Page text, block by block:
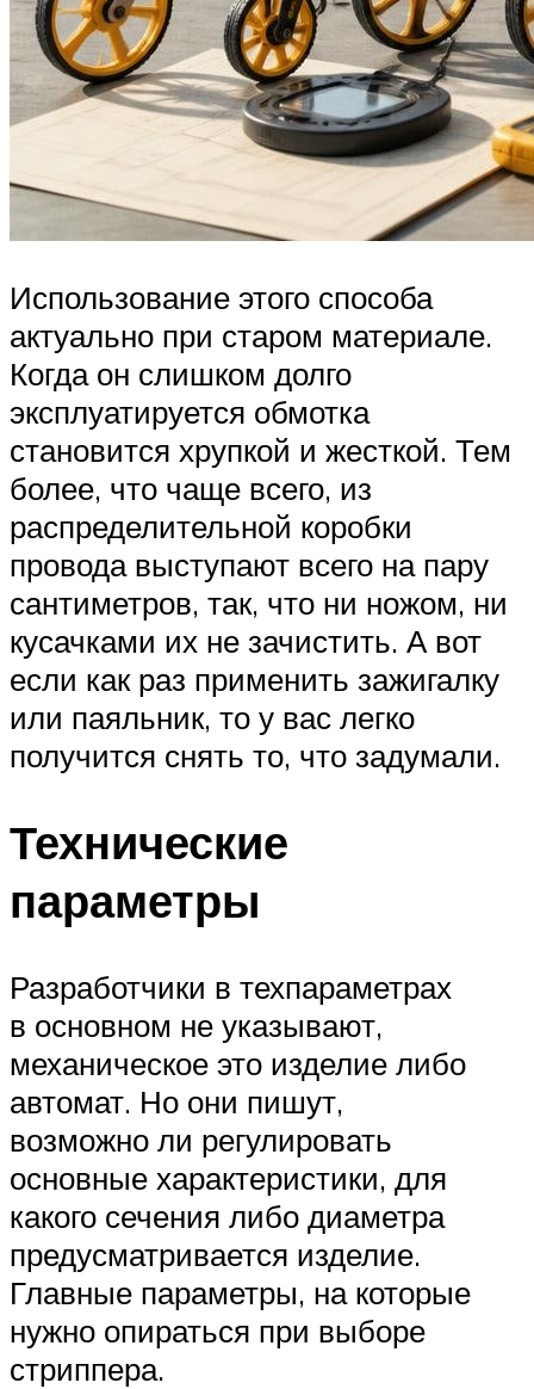
Использование этого способа
актуально при старом материале.
Когда он слишком долго
эксплуатируется обмотка
становится хрупкой и жесткой. Тем
более, что чаще всего, из
распределительной коробки
провода выступают всего на пару
сантиметров, так, что ни ножом, ни
кусачками их не зачистить. А вот
если как раз применить зажигалку
или паяльник, то у вас легко
получится снять то, что задумали.
Технические
параметры
Разработчики в техпараметрах
в основном не указывают,
механическое это изделие либо
автомат. Но они пишут,
возможно ли регулировать
основные характеристики, для
какого сечения либо диаметра
предусматривается изделие.
Главные параметры, на которые
нужно опираться при выборе
стриппера.